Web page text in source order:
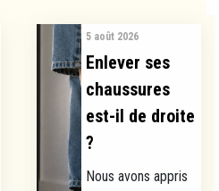
5 août 2026
Enlever ses
chaussures
est-il de droite
?
Nous avons appris